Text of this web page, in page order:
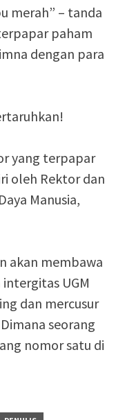
merah” – tanda
paham
dengan para
yang terpapar
oleh Rektor dan
Manusia,
akan membawa
UGM
dan mercusur
seorang
nomor satu di